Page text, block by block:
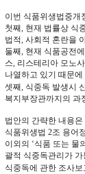
이번 식품위생법중개
첫째, 현재 법률상 식
법적, 사회적 혼란을
둘째, 현재 식품공전
스, 리스테리아 모노
나열하고 있기 때문
셋째, 식중독 발생시
복지부장관까지의 과
법안의 간략한 내용은
식품위생법 2조 용어
이외의 ‘식품 또는 물
괄적 식중독관리가
식중독에 관한 조사